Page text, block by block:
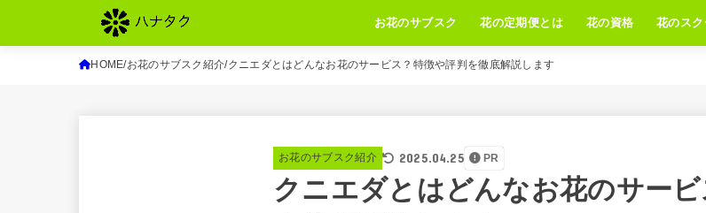
お花のサブスク 花の定期便とは 花の資格 花のス
HOME お花のサブスク紹介 クニエダとはどんなお花のサービス？特徴や評判を徹底解説します
お花のサブスク紹介 2025.04.25 PR
クニエダとはどんなお花のサービ